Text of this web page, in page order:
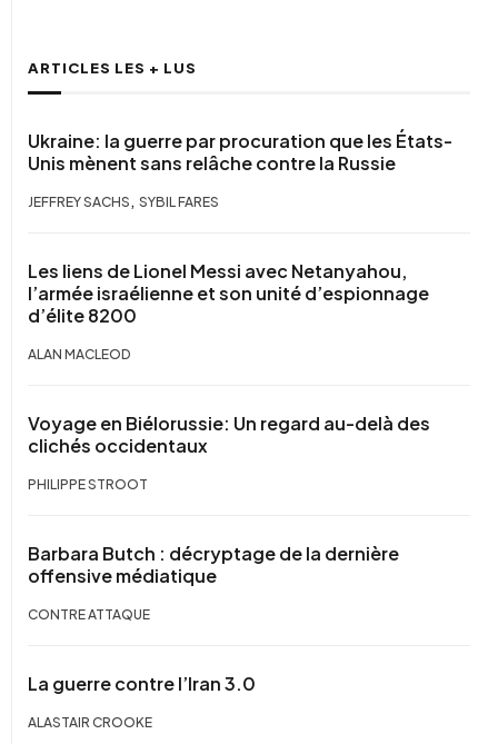
ARTICLES LES + LUS
Ukraine: la guerre par procuration que les États-
Unis mènent sans relâche contre la Russie
JEFFREY SACHS , SYBIL FARES
Les liens de Lionel Messi avec Netanyahou,
l’armée israélienne et son unité d’espionnage
d’élite 8200
ALAN MACLEOD
Voyage en Biélorussie: Un regard au-delà des
clichés occidentaux
PHILIPPE STROOT
Barbara Butch : décryptage de la dernière
offensive médiatique
CONTRE ATTAQUE
La guerre contre l’Iran 3.0
ALASTAIR CROOKE